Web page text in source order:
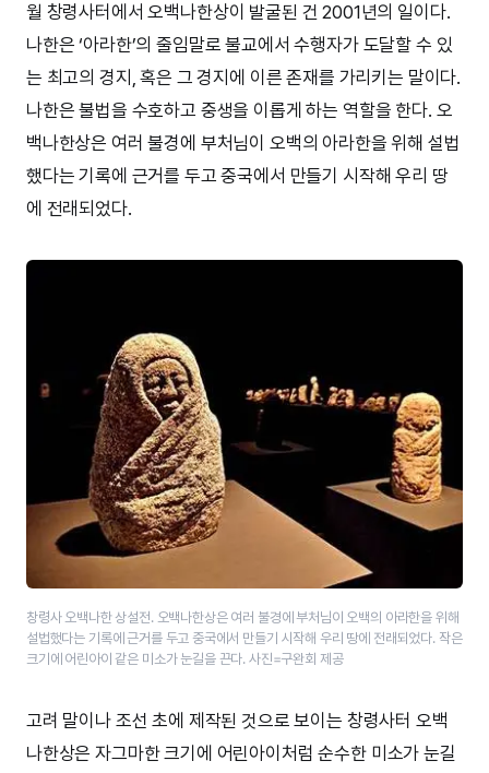
월 창령사터에서 오백나한상이 발굴된 건 2001년의 일이다.
나한은 ‘아라한’의 줄임말로 불교에서 수행자가 도달할 수 있
는 최고의 경지, 혹은 그 경지에 이른 존재를 가리키는 말이다.
나한은 불법을 수호하고 중생을 이롭게 하는 역할을 한다. 오
백나한상은 여러 불경에 부처님이 오백의 아라한을 위해 설법
했다는 기록에 근거를 두고 중국에서 만들기 시작해 우리 땅
에 전래되었다.
창령사 오백나한 상설전. 오백나한상은 여러 불경에 부처님이 오백의 아라한을 위해
설법했다는 기록에 근거를 두고 중국에서 만들기 시작해 우리 땅에 전래되었다. 작은
크기에 어린아이 같은 미소가 눈길을 끈다. 사진=구완회 제공
고려 말이나 조선 초에 제작된 것으로 보이는 창령사터 오백
나한상은 자그마한 크기에 어린아이처럼 순수한 미소가 눈길